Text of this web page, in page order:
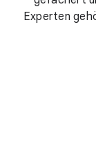
Experten